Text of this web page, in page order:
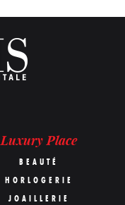
Luxury Place
BEAUTÉ
HORLOGERIE
JOAILLERIE